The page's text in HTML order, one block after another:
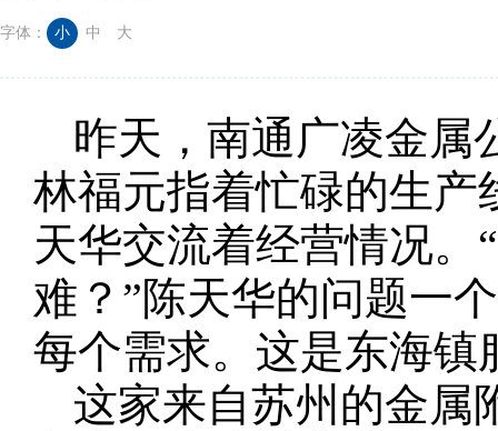
字体： 小 中 大
昨天，南通广凌金属
林福元指着忙碌的生产
天华交流着经营情况。
难？”陈天华的问题一
每个需求。这是东海镇
这家来自苏州的金属